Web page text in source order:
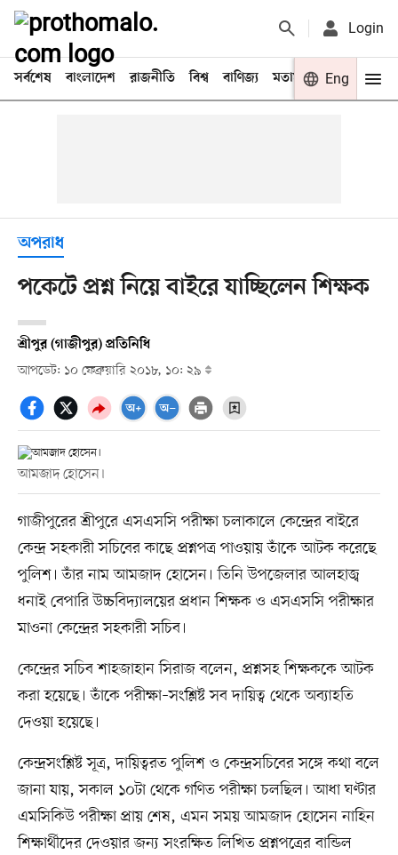
Login
সর্বশেষ বাংলাদেশ রাজনীতি বিশ্ব বাণিজ্য মতামত খেলা
Eng
অপরাধ
পকেটে প্রশ্ন নিয়ে বাইরে যাচ্ছিলেন শিক্ষক
শ্রীপুর (গাজীপুর) প্রতিনিধি
আপডেট: ১০ ফেব্রুয়ারি ২০১৮, ১০: ২৯
আমজাদ হোসেন।
গাজীপুরের শ্রীপুরে এসএসসি পরীক্ষা চলাকালে কেন্দ্রের বাইরে
কেন্দ্র সহকারী সচিবের কাছে প্রশ্নপত্র পাওয়ায় তাঁকে আটক করেছে
পুলিশ। তাঁর নাম আমজাদ হোসেন। তিনি উপজেলার আলহাজ্ব
ধনাই বেপারি উচ্চবিদ্যালয়ের প্রধান শিক্ষক ও এসএসসি পরীক্ষার
মাওনা কেন্দ্রের সহকারী সচিব।
কেন্দ্রের সচিব শাহজাহান সিরাজ বলেন, প্রশ্নসহ শিক্ষককে আটক
করা হয়েছে। তাঁকে পরীক্ষা–সংশ্লিষ্ট সব দায়িত্ব থেকে অব্যাহতি
দেওয়া হয়েছে।
কেন্দ্রসংশ্লিষ্ট সূত্র, দায়িত্বরত পুলিশ ও কেন্দ্রসচিবের সঙ্গে কথা বলে
জানা যায়, সকাল ১০টা থেকে গণিত পরীক্ষা চলছিল। আধা ঘণ্টার
এমসিকিউ পরীক্ষা প্রায় শেষ, এমন সময় আমজাদ হোসেন নাহিন
শিক্ষার্থীদের দেওয়ার জন্য সংরক্ষিত লিখিত প্রশ্নপত্রের বান্ডিল